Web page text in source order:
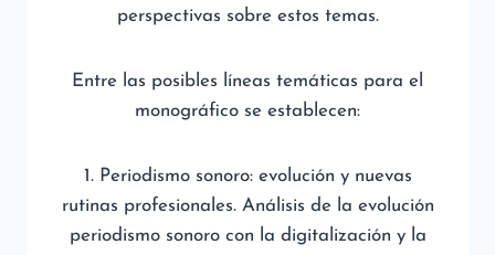
perspectivas sobre estos temas.
Entre las posibles líneas temáticas para el
monográfico se establecen:
1. Periodismo sonoro: evolución y nuevas
rutinas profesionales. Análisis de la evolución
periodismo sonoro con la digitalización y la